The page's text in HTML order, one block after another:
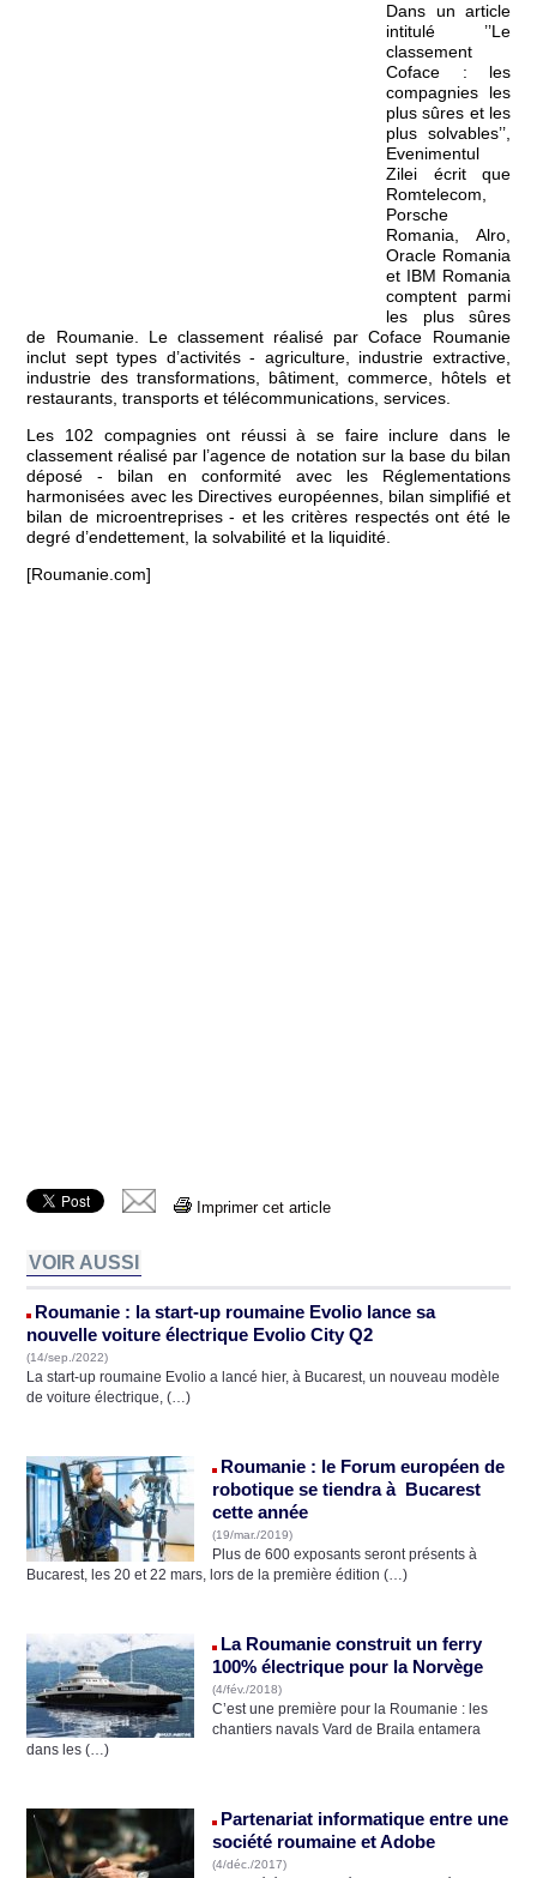
Dans un article
intitulé ’’Le
classement
Coface : les
compagnies les
plus sûres et les
plus solvables’’,
Evenimentul
Zilei écrit que
Romtelecom,
Porsche
Romania, Alro,
Oracle Romania
et IBM Romania
comptent parmi
les plus sûres
de Roumanie. Le classement réalisé par Coface Roumanie
inclut sept types d’activités - agriculture, industrie extractive,
industrie des transformations, bâtiment, commerce, hôtels et
restaurants, transports et télécommunications, services.
Les 102 compagnies ont réussi à se faire inclure dans le
classement réalisé par l’agence de notation sur la base du bilan
déposé - bilan en conformité avec les Réglementations
harmonisées avec les Directives européennes, bilan simplifié et
bilan de microentreprises - et les critères respectés ont été le
degré d’endettement, la solvabilité et la liquidité.
[Roumanie.com]
Imprimer cet article
VOIR AUSSI
Roumanie : la start-up roumaine Evolio lance sa
nouvelle voiture électrique Evolio City Q2
(14/sep./2022)
La start-up roumaine Evolio a lancé hier, à Bucarest, un nouveau modèle
de voiture électrique, (…)
Roumanie : le Forum européen de
robotique se tiendra à Bucarest
cette année
(19/mar./2019)
Plus de 600 exposants seront présents à
Bucarest, les 20 et 22 mars, lors de la première édition (…)
La Roumanie construit un ferry
100% électrique pour la Norvège
(4/fév./2018)
C’est une première pour la Roumanie : les
chantiers navals Vard de Braila entamera
dans les (…)
Partenariat informatique entre une
société roumaine et Adobe
(4/déc./2017)